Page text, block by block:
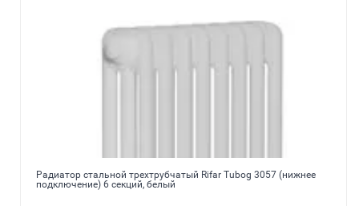
Радиатор стальной трехтрубчатый Rifar Tubog 3057 (нижнее
подключение) 6 секций, белый